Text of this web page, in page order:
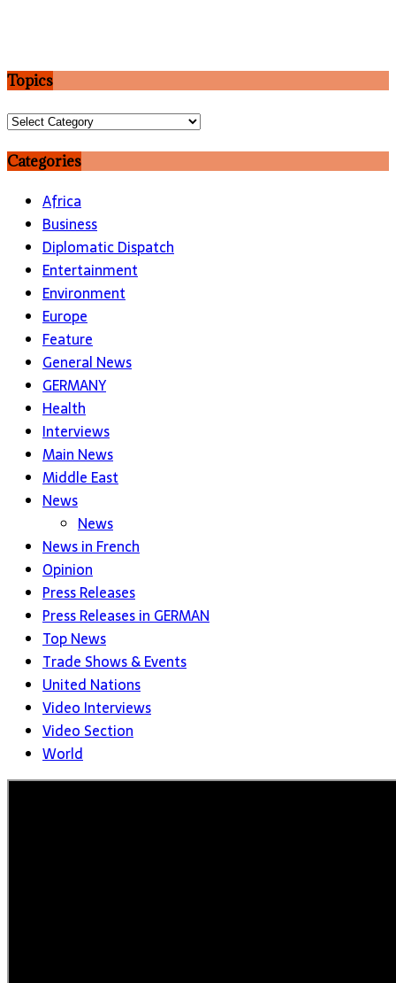
Topics
Topics
Categories
Africa
Business
Diplomatic Dispatch
Entertainment
Environment
Europe
Feature
General News
GERMANY
Health
Interviews
Main News
Middle East
News
News
News in French
Opinion
Press Releases
Press Releases in GERMAN
Top News
Trade Shows & Events
United Nations
Video Interviews
Video Section
World